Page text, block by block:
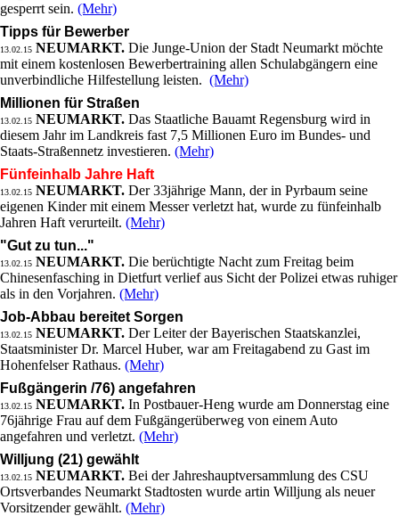
gesperrt sein. (Mehr)
Tipps für Bewerber
13.02.15 NEUMARKT. Die Junge-Union der Stadt Neumarkt möchte
mit einem kostenlosen Bewerbertraining allen Schulabgängern eine
unverbindliche Hilfestellung leisten. (Mehr)
Millionen für Straßen
13.02.15 NEUMARKT. Das Staatliche Bauamt Regensburg wird in
diesem Jahr im Landkreis fast 7,5 Millionen Euro im Bundes- und
Staats-Straßennetz investieren. (Mehr)
Fünfeinhalb Jahre Haft
13.02.15 NEUMARKT. Der 33jährige Mann, der in Pyrbaum seine
eigenen Kinder mit einem Messer verletzt hat, wurde zu fünfeinhalb
Jahren Haft verurteilt. (Mehr)
"Gut zu tun..."
13.02.15 NEUMARKT. Die berüchtigte Nacht zum Freitag beim
Chinesenfasching in Dietfurt verlief aus Sicht der Polizei etwas ruhiger
als in den Vorjahren. (Mehr)
Job-Abbau bereitet Sorgen
13.02.15 NEUMARKT. Der Leiter der Bayerischen Staatskanzlei,
Staatsminister Dr. Marcel Huber, war am Freitagabend zu Gast im
Hohenfelser Rathaus. (Mehr)
Fußgängerin /76) angefahren
13.02.15 NEUMARKT. In Postbauer-Heng wurde am Donnerstag eine
76jährige Frau auf dem Fußgängerüberweg von einem Auto
angefahren und verletzt. (Mehr)
Willjung (21) gewählt
13.02.15 NEUMARKT. Bei der Jahreshauptversammlung des CSU
Ortsverbandes Neumarkt Stadtosten wurde artin Willjung als neuer
Vorsitzender gewählt. (Mehr)